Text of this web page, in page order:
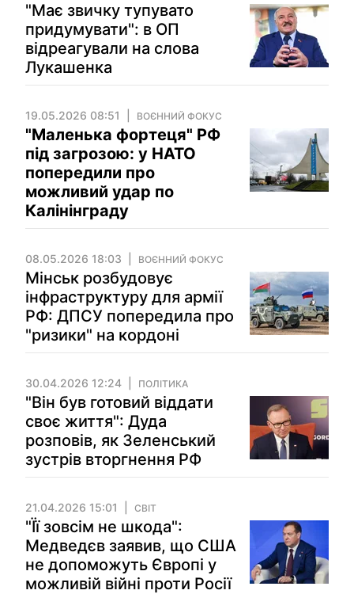
"Має звичку тупувато
придумувати": в ОП
відреагували на слова
Лукашенка
19.05.2026 08:51 ВОЄННИЙ ФОКУС
"Маленька фортеця" РФ
під загрозою: у НАТО
попередили про
можливий удар по
Калінінграду
08.05.2026 18:03 ВОЄННИЙ ФОКУС
Мінськ розбудовує
інфраструктуру для армії
РФ: ДПСУ попередила про
"ризики" на кордоні
30.04.2026 12:24 ПОЛІТИКА
"Він був готовий віддати
своє життя": Дуда
розповів, як Зеленський
зустрів вторгнення РФ
21.04.2026 15:01 СВІТ
"Її зовсім не шкода":
Медведєв заявив, що США
не допоможуть Європі у
можливій війні проти Росії